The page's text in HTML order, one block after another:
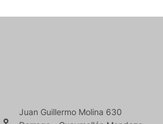
Juan Guillermo Molina 630